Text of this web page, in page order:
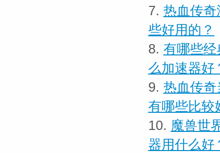
7. 热血传
些好用的？
8. 有哪些
么加速器好
9. 热血传
有哪些比较
10. 魔兽世
器用什么好